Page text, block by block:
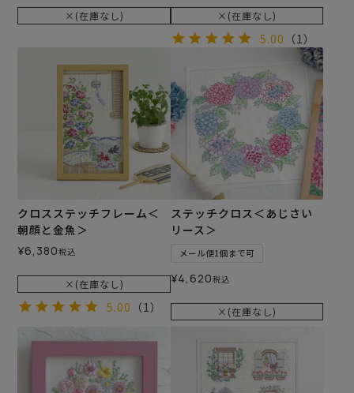
×(在庫なし) ×(在庫なし)
5.00 （1）
クロスステッチフレーム＜
朝顔と金魚＞
¥6,380税込
×(在庫なし)
5.00 （1）
ステッチクロス＜あじさい
リース＞
メール便1個まで可
¥4,620税込
×(在庫なし)